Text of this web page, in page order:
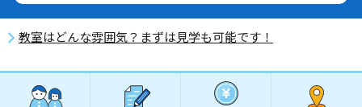
教室はどんな雰囲気？まずは見学も可能です！